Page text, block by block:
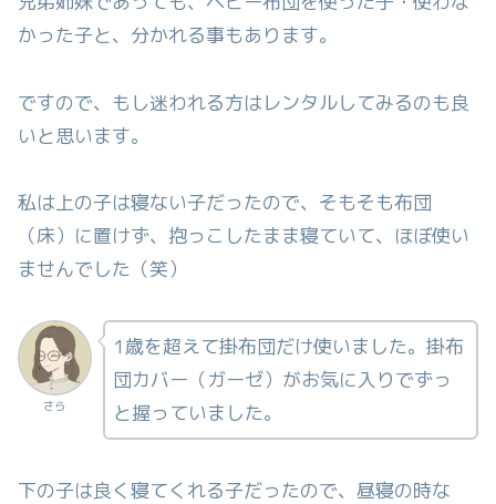
かった子と、分かれる事もあります。
ですので、もし迷われる方はレンタルしてみるのも良
いと思います。
私は上の子は寝ない子だったので、そもそも布団
（床）に置けず、抱っこしたまま寝ていて、ほぼ使い
ませんでした（笑）
さら
1歳を超えて掛布団だけ使いました。掛布
団カバー（ガーゼ）がお気に入りでずっ
と握っていました。
下の子は良く寝てくれる子だったので、昼寝の時な